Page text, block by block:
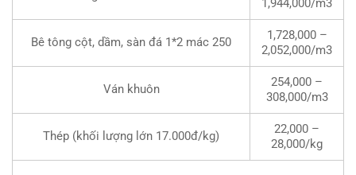
Bê tông cột, dầm, sàn đá 1*2 mác 250
1,728,000 –
2,052,000/m3
Ván khuôn
254,000 –
308,000/m3
Thép (khối lượng lớn 17.000đ/kg)
22,000 –
28,000/kg